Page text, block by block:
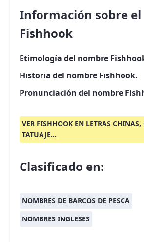
Información sobre
Fishhook
Etimología del nombre
Historia del nombre Fishhook.
Pronunciación del nombre
VER FISHHOOK EN LETRAS CHINAS,
TATUAJE...
Clasificado en:
NOMBRES DE BARCOS DE PESCA
NOMBRES INGLESES